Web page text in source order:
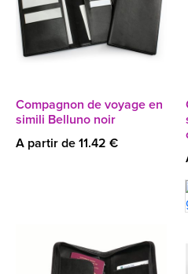
Compagnon de voyage en
simili Belluno noir
A partir de 11.42 €